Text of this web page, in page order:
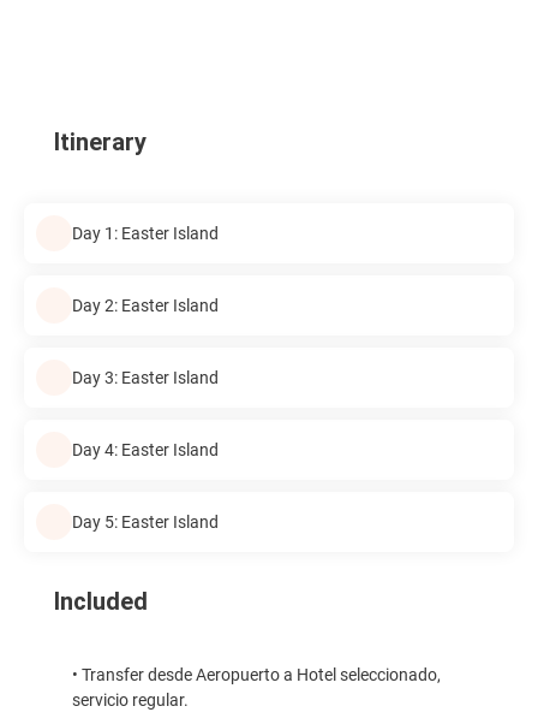
Itinerary
Day 1: Easter Island
Day 2: Easter Island
Day 3: Easter Island
Day 4: Easter Island
Day 5: Easter Island
Included
• Transfer desde Aeropuerto a Hotel seleccionado,
servicio regular.